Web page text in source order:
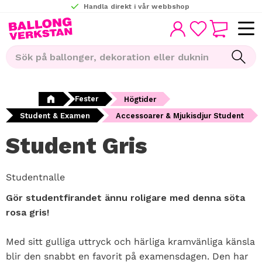
Meny
Handla direkt i vår webbshop
FAVORITER
KUNDVAGN
Fester
Högtider
Student & Examen
Accessoarer & Mjukisdjur Student
Student Gris
Studentnalle
Gör studentfirandet ännu roligare med denna söta
rosa gris!
Med sitt gulliga uttryck och härliga kramvänliga känsla
blir den snabbt en favorit på examensdagen. Den har